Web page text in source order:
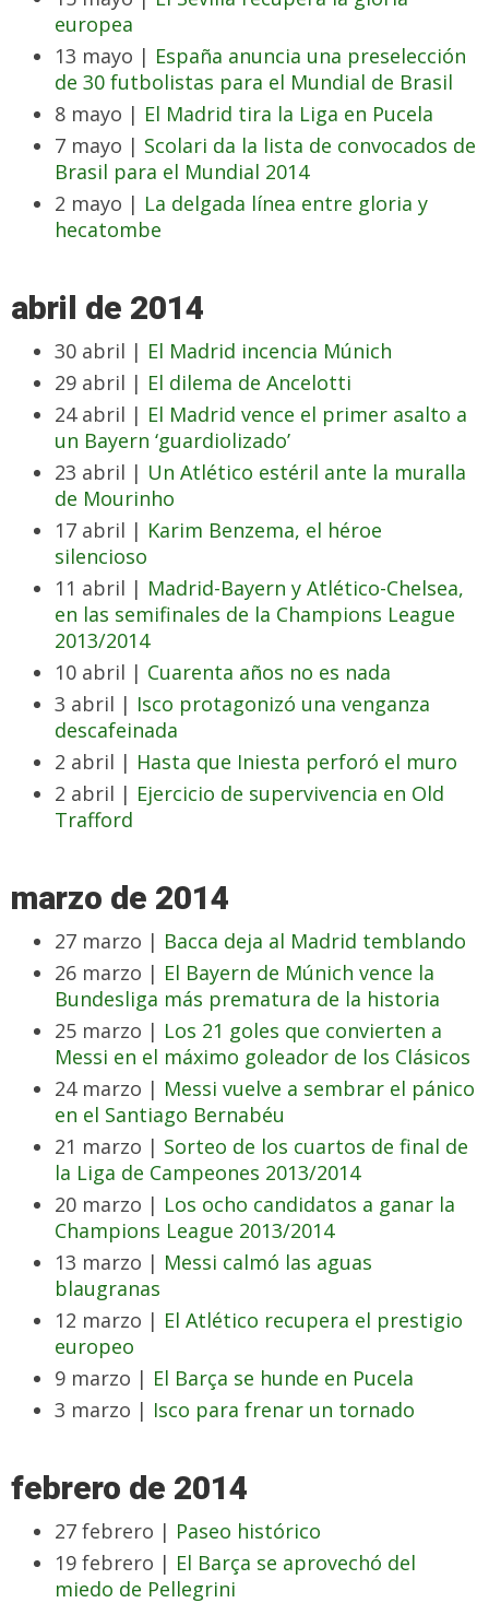
europea
13 mayo | España anuncia una preselección
de 30 futbolistas para el Mundial de Brasil
8 mayo | El Madrid tira la Liga en Pucela
7 mayo | Scolari da la lista de convocados de
Brasil para el Mundial 2014
2 mayo | La delgada línea entre gloria y
hecatombe
abril de 2014
30 abril | El Madrid incencia Múnich
29 abril | El dilema de Ancelotti
24 abril | El Madrid vence el primer asalto a
un Bayern ‘guardiolizado’
23 abril | Un Atlético estéril ante la muralla
de Mourinho
17 abril | Karim Benzema, el héroe
silencioso
11 abril | Madrid-Bayern y Atlético-Chelsea,
en las semifinales de la Champions League
2013/2014
10 abril | Cuarenta años no es nada
3 abril | Isco protagonizó una venganza
descafeinada
2 abril | Hasta que Iniesta perforó el muro
2 abril | Ejercicio de supervivencia en Old
Trafford
marzo de 2014
27 marzo | Bacca deja al Madrid temblando
26 marzo | El Bayern de Múnich vence la
Bundesliga más prematura de la historia
25 marzo | Los 21 goles que convierten a
Messi en el máximo goleador de los Clásicos
24 marzo | Messi vuelve a sembrar el pánico
en el Santiago Bernabéu
21 marzo | Sorteo de los cuartos de final de
la Liga de Campeones 2013/2014
20 marzo | Los ocho candidatos a ganar la
Champions League 2013/2014
13 marzo | Messi calmó las aguas
blaugranas
12 marzo | El Atlético recupera el prestigio
europeo
9 marzo | El Barça se hunde en Pucela
3 marzo | Isco para frenar un tornado
febrero de 2014
27 febrero | Paseo histórico
19 febrero | El Barça se aprovechó del
miedo de Pellegrini